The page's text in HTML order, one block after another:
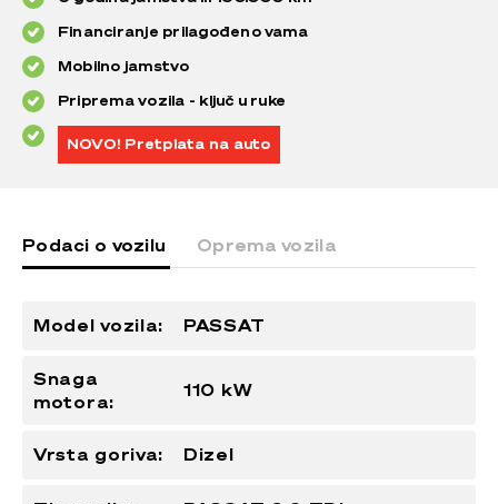
Financiranje prilagođeno vama
Mobilno jamstvo
Priprema vozila - ključ u ruke
NOVO! Pretplata na auto
Podaci o vozilu Oprema vozila
Model vozila: PASSAT
Snaga
motora:
110 kW
Vrsta goriva: Dizel